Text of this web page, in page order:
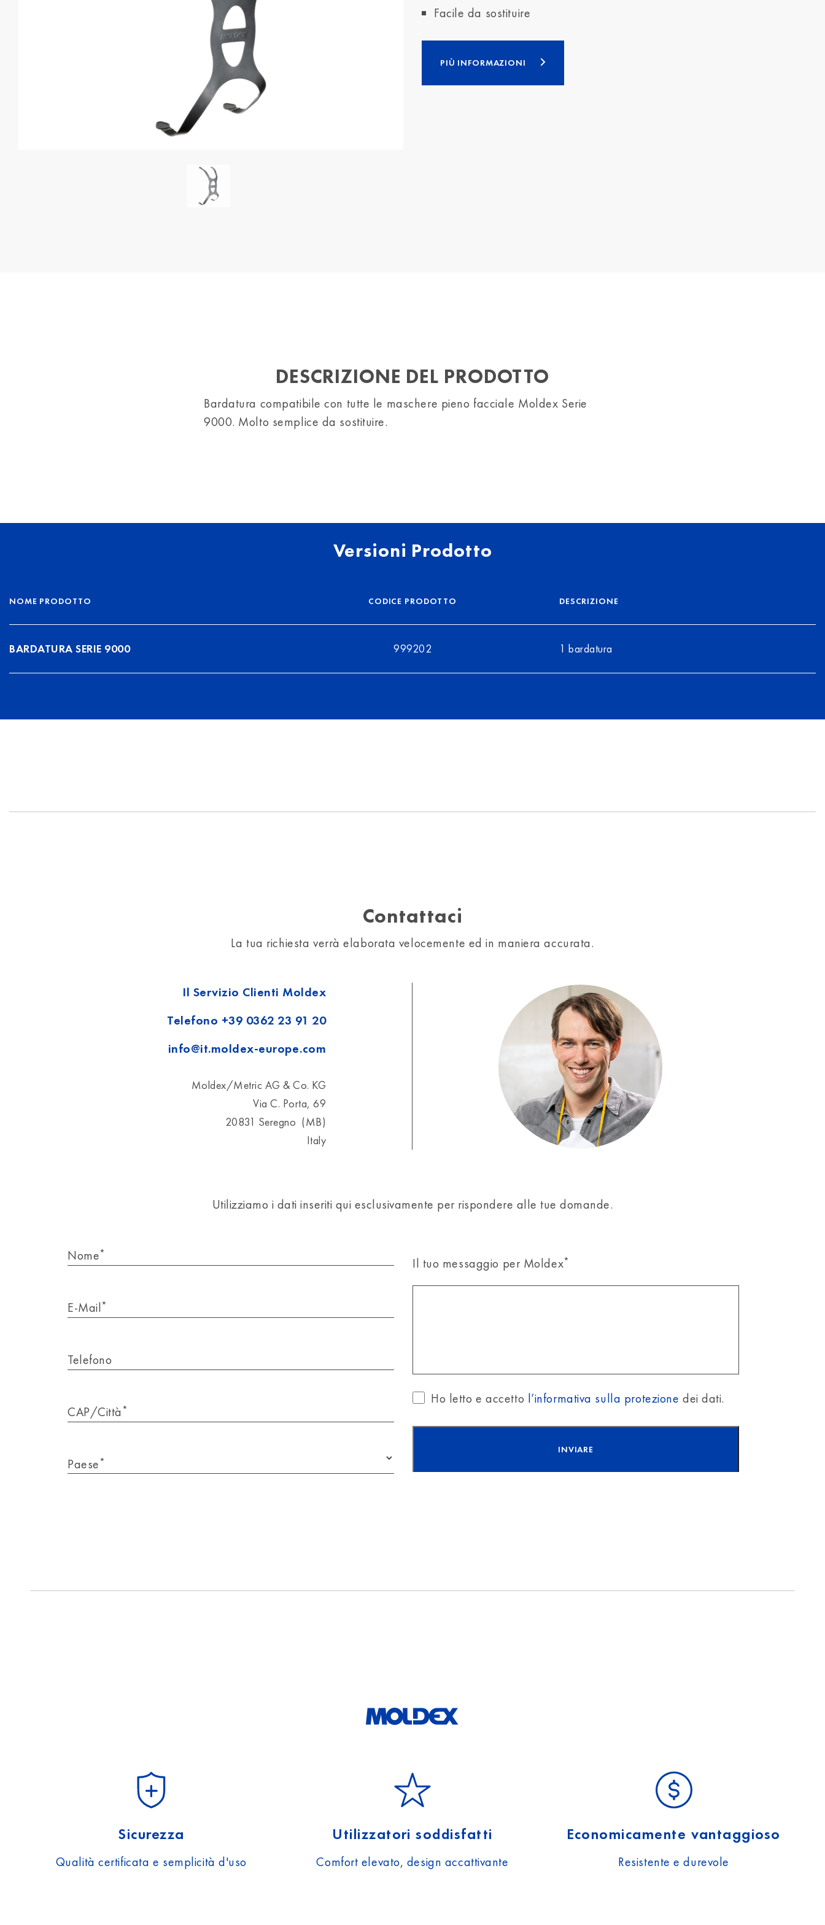
Facile da sostituire
PIÙ INFORMAZIONI
DESCRIZIONE DEL PRODOTTO
Bardatura compatibile con tutte le maschere pieno facciale Moldex Serie
9000. Molto semplice da sostituire.
Versioni Prodotto
NOME PRODOTTO CODICE PRODOTTO DESCRIZIONE
BARDATURA SERIE 9000 999202 1 bardatura
Contattaci
La tua richiesta verrà elaborata velocemente ed in maniera accurata.
Il Servizio Clienti Moldex
Telefono +39 0362 23 91 20
info@it.moldex-europe.com
Moldex/Metric AG & Co. KG
Via C. Porta, 69
20831 Seregno (MB)
Italy
Utilizziamo i dati inseriti qui esclusivamente per rispondere alle tue domande.
Nome*
E-Mail*
Telefono
CAP/Città*
Paese*
Il tuo messaggio per Moldex*
Ho letto e accetto l’informativa sulla protezione dei dati.
Sicurezza
Qualità certificata e semplicità d'uso
Utilizzatori soddisfatti
Comfort elevato, design accattivante
Economicamente vantaggioso
Resistente e durevole